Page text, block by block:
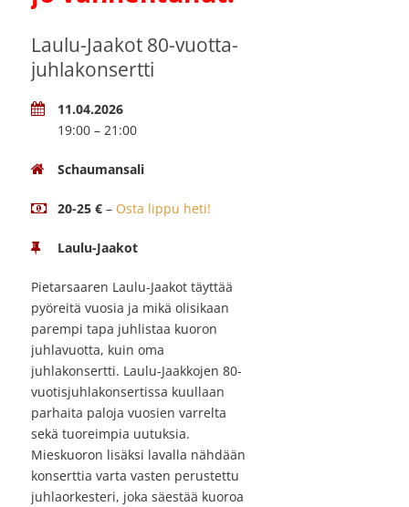
Laulu-Jaakot 80-vuotta-
juhlakonsertti
11.04.2026
19:00 – 21:00
Schaumansali
20-25 € – Osta lippu heti!
Laulu-Jaakot
Pietarsaaren Laulu-Jaakot täyttää
pyöreitä vuosia ja mikä olisikaan
parempi tapa juhlistaa kuoron
juhlavuotta, kuin oma
juhlakonsertti. Laulu-Jaakkojen 80-
vuotisjuhlakonsertissa kuullaan
parhaita paloja vuosien varrelta
sekä tuoreimpia uutuksia.
Mieskuoron lisäksi lavalla nähdään
konserttia varta vasten perustettu
juhlaorkesteri, joka säestää kuoroa